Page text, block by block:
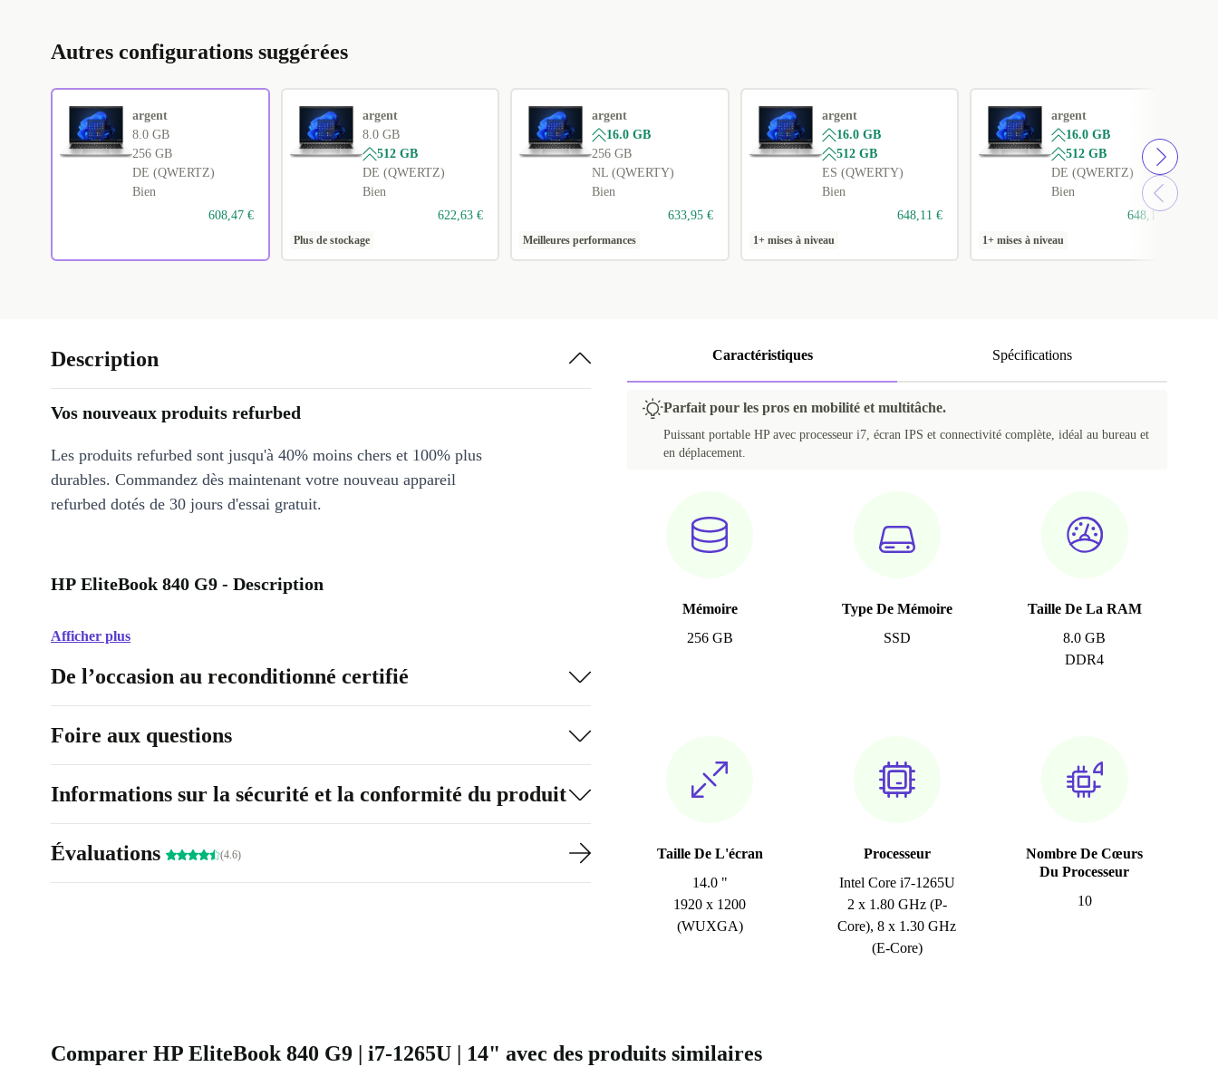
Autres configurations suggérées
argent
8.0 GB
256 GB
DE (QWERTZ)
Bien
608,47 €
argent
8.0 GB
512 GB
DE (QWERTZ)
Bien
622,63 €
Plus de stockage
argent
16.0 GB
256 GB
NL (QWERTY)
Bien
633,95 €
Meilleures performances
argent
16.0 GB
512 GB
ES (QWERTY)
Bien
648,11 €
1+ mises à niveau
argent
16.0 GB
512 GB
DE (QWERTZ)
Bien
648,11 €
1+ mises à niveau
Caractéristiques Spécifications
Parfait pour les pros en mobilité et multitâche.
Puissant portable HP avec processeur i7, écran IPS et connectivité complète, idéal au bureau et
en déplacement.
Mémoire
256 GB
Type De Mémoire
SSD
Taille De La RAM
8.0 GB
DDR4
Taille De L'écran
14.0 "
1920 x 1200
(WUXGA)
Processeur
Intel Core i7-1265U
2 x 1.80 GHz (P-
Core), 8 x 1.30 GHz
(E-Core)
Nombre De Cœurs
Du Processeur
10
Description
Vos nouveaux produits refurbed
Les produits refurbed sont jusqu'à 40% moins chers et 100% plus
durables. Commandez dès maintenant votre nouveau appareil
refurbed dotés de 30 jours d'essai gratuit.
HP EliteBook 840 G9 - Description
Afficher plus
De l’occasion au reconditionné certifié
Foire aux questions
Informations sur la sécurité et la conformité du produit
Évaluations (4.6)
Comparer HP EliteBook 840 G9 | i7-1265U | 14" avec des produits similaires